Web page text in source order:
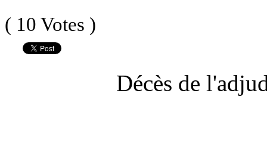
( 10 Votes )
Décès de